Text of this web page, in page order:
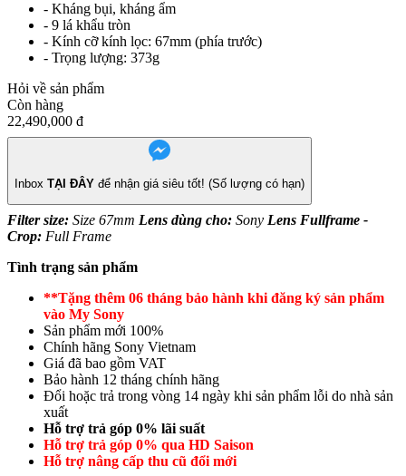
- Kháng bụi, kháng ẩm
- 9 lá khẩu tròn
- Kính cỡ kính lọc: 67mm (phía trước)
- Trọng lượng: 373g
Hỏi về sản phẩm
Còn hàng
22,490,000 đ
Inbox TẠI ĐÂY để nhận giá siêu tốt! (Số lượng có hạn)
Filter size: Size 67mm Lens dùng cho: Sony Lens Fullframe -
Crop: Full Frame
Tình trạng sản phẩm
**Tặng thêm 06 tháng bảo hành khi đăng ký sản phẩm
vào My Sony
Sản phẩm mới 100%
Chính hãng Sony Vietnam
Giá đã bao gồm VAT
Bảo hành 12 tháng chính hãng
Đổi hoặc trả trong vòng 14 ngày khi sản phẩm lỗi do nhà sản
xuất
Hỗ trợ trả góp 0% lãi suất
Hỗ trợ trả góp 0% qua HD Saison
Hỗ trợ nâng cấp thu cũ đổi mới